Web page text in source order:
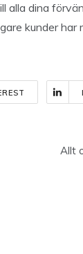
alla dina
kunder
Allt